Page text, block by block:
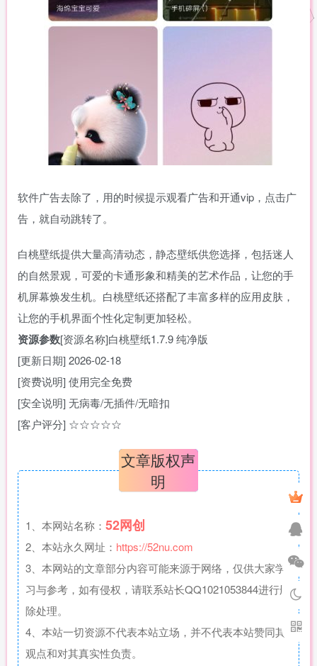
软件广告去除了，用的时候提示观看广告和开通vip，点击广
告，就自动跳转了。
白桃壁纸提供大量高清动态，静态壁纸供您选择，包括迷人
的自然景观，可爱的卡通形象和精美的艺术作品，让您的手
机屏幕焕发生机。白桃壁纸还搭配了丰富多样的应用皮肤，
让您的手机界面个性化定制更加轻松。
资源参数[资源名称]白桃壁纸1.7.9 纯净版
[更新日期] 2026-02-18
[资费说明] 使用完全免费
[安全说明] 无病毒/无插件/无暗扣
[客户评分] ☆☆☆☆☆
文章版权声
明
1、本网站名称： 52网创
2、本站永久网址： https://52nu.com
3、本网站的文章部分内容可能来源于网络，仅供大家学
习与参考，如有侵权，请联系站长QQ1021053844进行删
除处理。
4、本站一切资源不代表本站立场，并不代表本站赞同其
观点和对其真实性负责。